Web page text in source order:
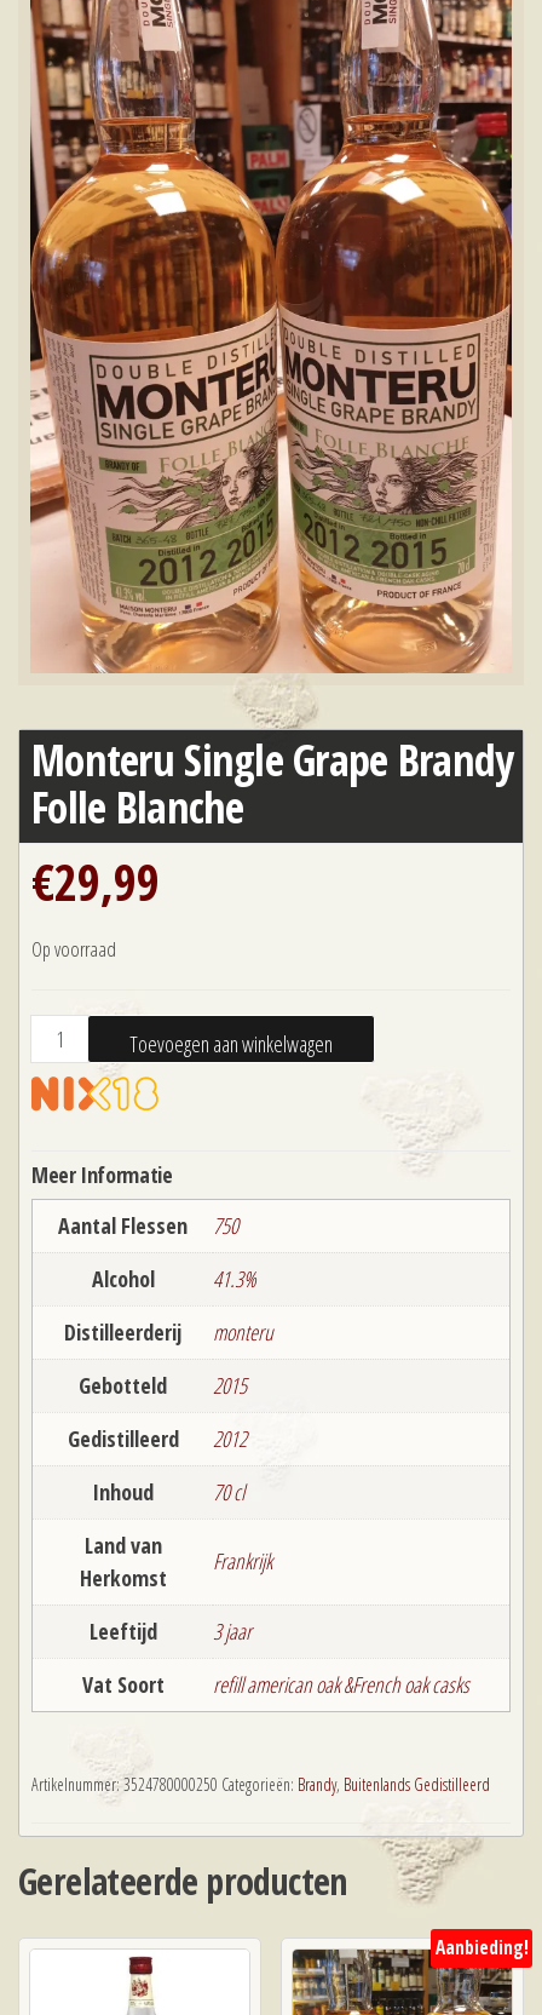
Monteru Single Grape Brandy
Folle Blanche
€29,99
Op voorraad
Monteru
Single
Grape
Folle
Blanche
aantal
Toevoegen aan winkelwagen
Meer Informatie
Aantal Flessen
750
Alcohol
41.3%
Distilleerderij
monteru
Gebotteld
2015
Gedistilleerd
2012
Inhoud
70 cl
Land van
Herkomst
Frankrijk
Leeftijd
3 jaar
Vat Soort
refill american oak &French oak casks
Artikelnummer:3524780000250 Categorieën: Brandy, Buitenlands Gedistilleerd
Gerelateerde producten
Aanbieding!